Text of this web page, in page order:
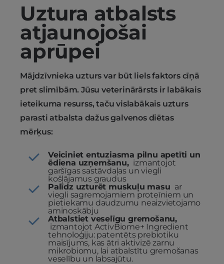
Uztura atbalsts
atjaunojošai
aprūpei
Mājdzīvnieka uzturs var būt liels faktors cīņā
pret slimībām. Jūsu veterinārārsts ir labākais
ieteikuma resurss, taču vislabākais uzturs
parasti atbalsta dažus galvenos diētas
mērķus:
Veiciniet entuziasma pilnu apetīti un
ēdiena uzņemšanu, izmantojot
garšīgas sastāvdaļas un viegli
košļājamus graudus
Palīdz uzturēt muskuļu masu ar
viegli sagremojamiem proteīniem un
pietiekamu daudzumu neaizvietojamo
aminoskābju
Atbalstiet veselīgu gremošanu,
izmantojot ActivBiome+ Ingredient
tehnoloģiju: patentēts prebiotiku
maisījums, kas ātri aktivizē zarnu
mikrobiomu, lai atbalstītu gremošanas
veselību un labsajūtu.